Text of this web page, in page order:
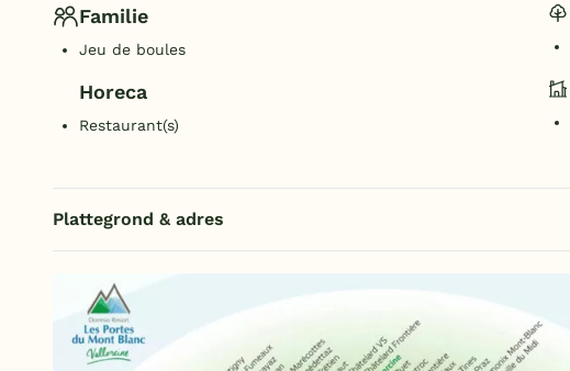
Familie
Jeu de boules
Horeca
Restaurant(s)
Plattegrond & adres